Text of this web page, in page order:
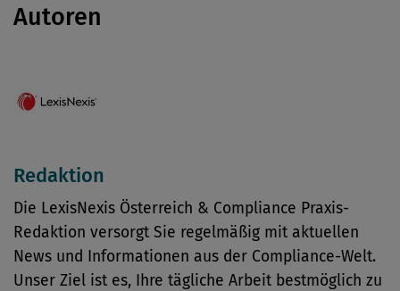
Autoren
Redaktion
Die LexisNexis Österreich & Compliance Praxis-
Redaktion versorgt Sie regelmäßig mit aktuellen
News und Informationen aus der Compliance-Welt.
Unser Ziel ist es, Ihre tägliche Arbeit bestmöglich zu